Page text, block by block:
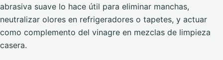
abrasiva suave lo hace útil para eliminar manchas,
neutralizar olores en refrigeradores o tapetes, y actuar
como complemento del vinagre en mezclas de limpieza
casera.